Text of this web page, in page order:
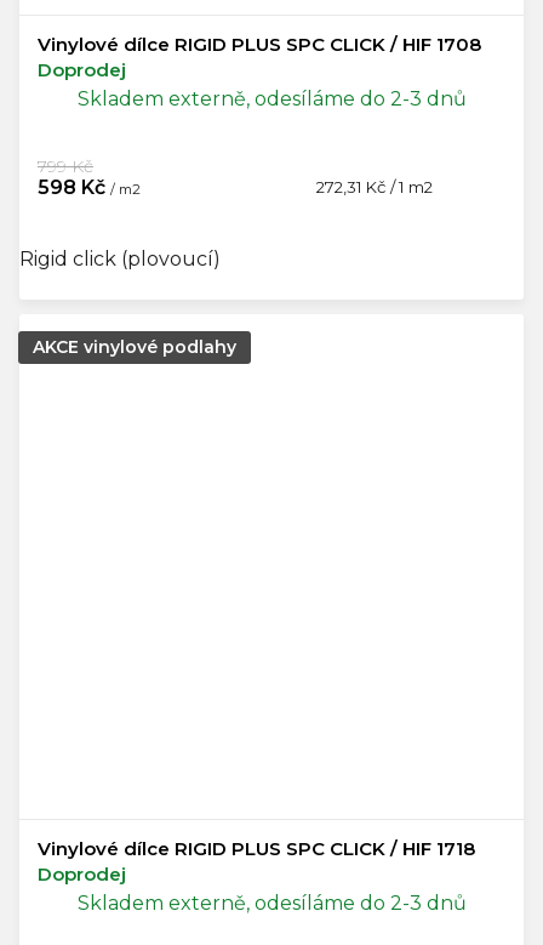
Vinylové dílce RIGID PLUS SPC CLICK / HIF 1708
Doprodej
Skladem externě, odesíláme do 2-3 dnů
598 Kč / m2
799 Kč
Měrná
272,31 Kč / 1 m2
Rigid click (plovoucí)
AKCE vinylové podlahy
Vinylové dílce RIGID PLUS SPC CLICK / HIF 1718
Doprodej
Skladem externě, odesíláme do 2-3 dnů